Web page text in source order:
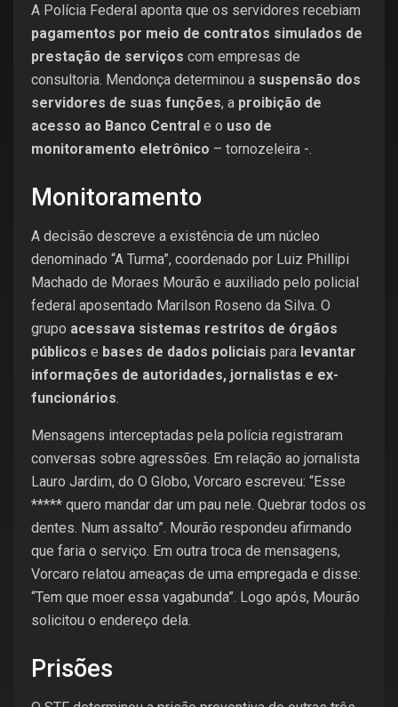
A Polícia Federal aponta que os servidores recebiam
pagamentos por meio de contratos simulados de
prestação de serviços com empresas de
consultoria. Mendonça determinou a suspensão dos
servidores de suas funções, a proibição de
acesso ao Banco Central e o uso de
monitoramento eletrônico – tornozeleira -.
Monitoramento
A decisão descreve a existência de um núcleo
denominado “A Turma”, coordenado por Luiz Phillipi
Machado de Moraes Mourão e auxiliado pelo policial
federal aposentado Marilson Roseno da Silva. O
grupo acessava sistemas restritos de órgãos
públicos e bases de dados policiais para levantar
informações de autoridades, jornalistas e ex-
funcionários.
Mensagens interceptadas pela polícia registraram
conversas sobre agressões. Em relação ao jornalista
Lauro Jardim, do O Globo, Vorcaro escreveu: “Esse
***** quero mandar dar um pau nele. Quebrar todos os
dentes. Num assalto”. Mourão respondeu afirmando
que faria o serviço. Em outra troca de mensagens,
Vorcaro relatou ameaças de uma empregada e disse:
“Tem que moer essa vagabunda”. Logo após, Mourão
solicitou o endereço dela.
Prisões